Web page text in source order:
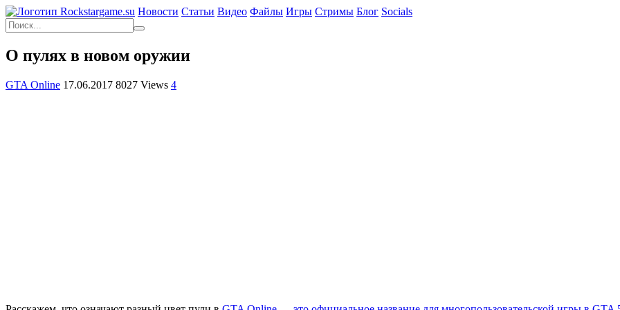
Новости Статьи Видео Файлы Игры Cтримы Блог Socials
О пулях в новом оружии
GTA Online 17.06.2017 8027 Views 4